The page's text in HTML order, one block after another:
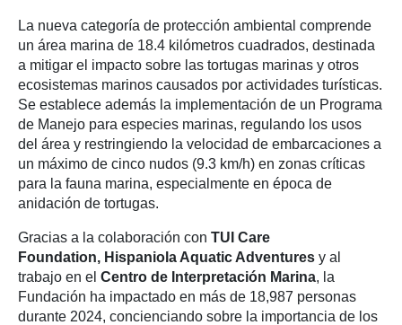
La nueva categoría de protección ambiental comprende
un área marina de 18.4 kilómetros cuadrados, destinada
a mitigar el impacto sobre las tortugas marinas y otros
ecosistemas marinos causados por actividades turísticas.
Se establece además la implementación de un Programa
de Manejo para especies marinas, regulando los usos
del área y restringiendo la velocidad de embarcaciones a
un máximo de cinco nudos (9.3 km/h) en zonas críticas
para la fauna marina, especialmente en época de
anidación de tortugas.
Gracias a la colaboración con TUI Care
Foundation, Hispaniola Aquatic Adventures y al
trabajo en el Centro de Interpretación Marina, la
Fundación ha impactado en más de 18,987 personas
durante 2024, concienciando sobre la importancia de los